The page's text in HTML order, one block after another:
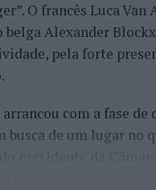
O francês Luca
belga Alexander
pela forte
com a fase de
busca de um lugar no